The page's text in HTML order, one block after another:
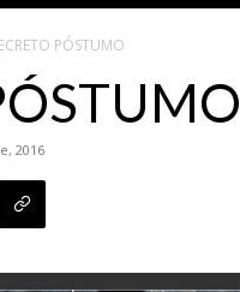
PÓSTUMO
2016